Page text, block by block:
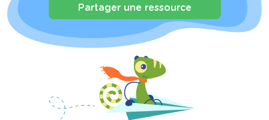
Partager une ressource